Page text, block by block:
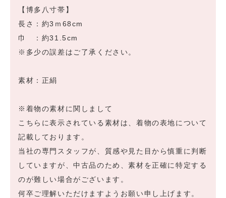
【博多八寸帯】
長さ：約3ｍ68cm
巾 ：約31.5cm
※多少の誤差はご了承ください。
素材：正絹
※着物の素材に関しまして
こちらに表示されている素材は、着物の表地について
記載しております。
当社の専門スタッフが、質感や見た目から慎重に判断
していますが、中古品のため、素材を正確に特定する
のが難しい場合がございます。
何卒ご理解いただけますようお願い申し上げます。